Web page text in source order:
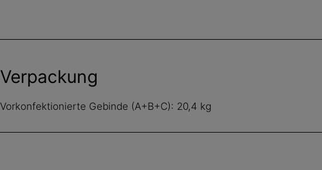
Verpackung
Vorkonfektionierte Gebinde (A+B+C): 20,4 kg